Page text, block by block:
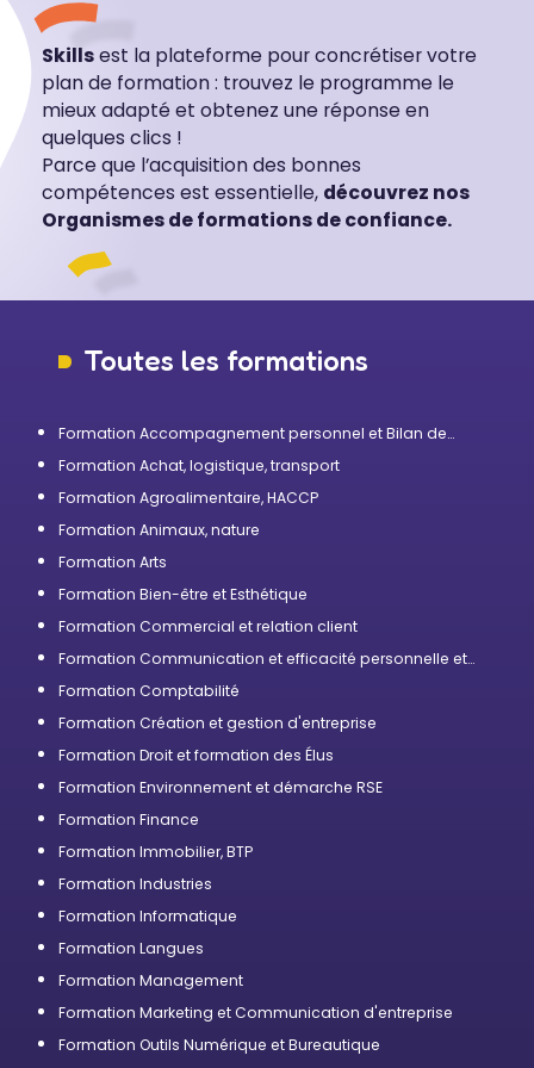
Skillsest la plateforme pour concrétiser votre
plan de formation : trouvez le programme le
mieux adapté et obtenez une réponse en
quelques clics !
Parce que l’acquisition des bonnes
compétences est essentielle, découvrez nos
Organismes de formations de confiance.
Toutes les formations
Formation Accompagnement personnel et Bilan de
Formation Achat, logistique, transport
Formation Agroalimentaire, HACCP
Formation Animaux, nature
Formation Arts
Formation Bien-être et Esthétique
Formation Commercial et relation client
Formation Communication et efficacité personnelle et
Formation Comptabilité
Formation Création et gestion d'entreprise
Formation Droit et formation des Élus
Formation Environnement et démarche RSE
Formation Finance
Formation Immobilier, BTP
Formation Industries
Formation Informatique
Formation Langues
Formation Management
Formation Marketing et Communication d'entreprise
Formation Outils Numérique et Bureautique